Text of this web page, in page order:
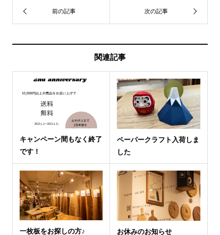
関連記事
キャンペーン間もなく終了
です！
ペーパークラフト入荷しま
した
一枚板をお探しの方♪ お休みのお知らせ